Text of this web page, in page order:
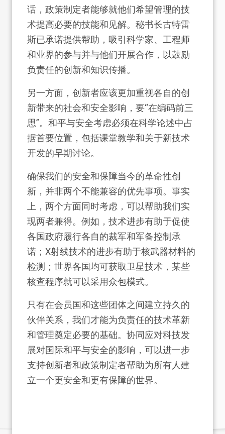
话，政策制定者能够就他们希望管理的技
术提高必要的技能和见解。秘书长古特雷
斯已承诺提供帮助，吸引科学家、工程师
和业界的参与并与他们开展合作，以鼓励
负责任的创新和知识传播。
另一方面，创新者应该更加重视各自的创
新带来的社会和安全影响，要“在编码前三
思”。和平与安全考虑必须在科学论述中占
据首要位置，包括课堂教学和关于新技术
开发的早期讨论。
确保我们的安全和保障当今的革命性创
新，并非两个不能兼容的优先事项。事实
上，两个方面同时考虑，可以帮助我们实
现两者兼得。例如，技术进步有助于促使
各国政府履行各自的裁军和军备控制承
诺；X射线技术的进步有助于核武器材料的
检测；世界各国均可获取卫星技术，某些
核查程序就可以采用众包模式。
只有在会员国和这些团体之间建立持久的
伙伴关系，我们才能为负责任的技术革新
和管理奠定必要的基础。协同应对科技发
展对国际和平与安全的影响，可以进一步
支持创新者和政策制定者帮助为所有人建
立一个更安全和更有保障的世界。